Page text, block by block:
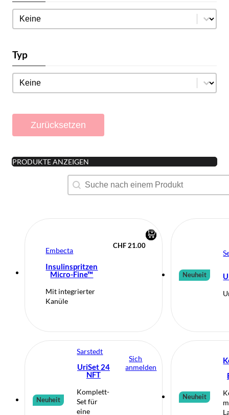
Kategorie
Kategorie
Typ
Typ
Typ
Zurücksetzen
PRODUKTE ANZEIGEN
Produktsuche
Search content
Embecta
Insulinspritzen
Micro-Fine™
Mit integrierter
Kanüle
CHF 21.00
Neuheit
Neuheit
Sarstedt
UriSet 24
NFT
Komplett-
Set für
eine
Sich
anmelden
Neuheit